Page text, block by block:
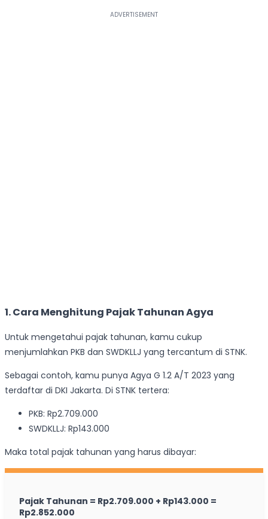
1. Cara Menghitung Pajak Tahunan Agya
Untuk mengetahui pajak tahunan, kamu cukup
menjumlahkan PKB dan SWDKLLJ yang tercantum di STNK.
Sebagai contoh, kamu punya Agya G 1.2 A/T 2023 yang
terdaftar di DKI Jakarta. Di STNK tertera:
PKB: Rp2.709.000
SWDKLLJ: Rp143.000
Maka total pajak tahunan yang harus dibayar:
Pajak Tahunan = Rp2.709.000 + Rp143.000 =
Rp2.852.000